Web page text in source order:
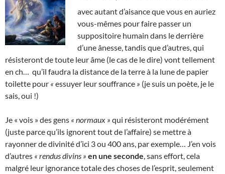
avec autant d’aisance que vous en auriez
vous-mêmes pour faire passer un
suppositoire humain dans le derrière
d’une ânesse, tandis que d’autres, qui
résisteront de toute leur âme (le cas de le dire) vont tellement
en ch… qu’il faudra la distance de la terre à la lune de papier
toilette pour « essuyer leur souffrance » (je suis un poète, je le
sais, oui !)
Je « vois » des gens « normaux » qui résisteront modérément
(juste parce qu’ils ignorent tout de l’affaire) se mettre à
rayonner de divinité d’ici 3 ou 400 ans, par exemple… J’en vois
d’autres « rendus divins » en une seconde , sans effort, cela
malgré leur ignorance totale des choses de l’esprit, seulement